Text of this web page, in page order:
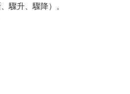
驟升、驟降）。